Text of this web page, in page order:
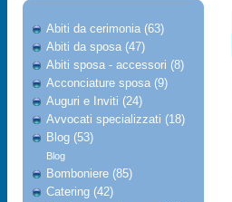
Abiti da cerimonia (63)
Abiti da sposa (47)
Abiti sposa - accessori (8)
Acconciature sposa (9)
Auguri e Inviti (24)
Avvocati specializzati (18)
Blog (53)
Blog
Bomboniere (85)
Catering (42)